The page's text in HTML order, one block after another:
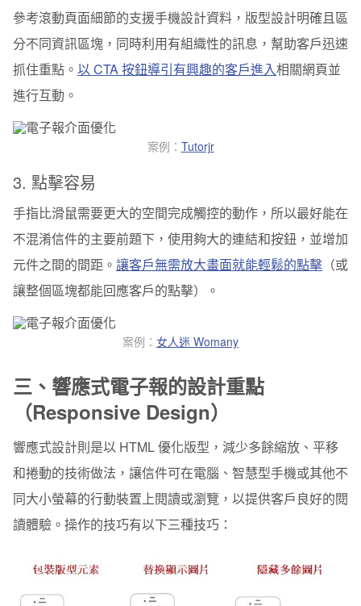
參考滾動頁面細節的支援手機設計資料，版型設計明確且區
分不同資訊區塊，同時利用有組織性的訊息，幫助客戶迅速
抓住重點。 以 CTA 按鈕導引有興趣的客戶進入相關網頁並
進行互動。
案例： Tutorjr
3. 點擊容易
手指比滑鼠需要更大的空間完成觸控的動作，所以最好能在
不混淆信件的主要前題下，使用夠大的連結和按鈕，並增加
元件之間的間距。 讓客戶無需放大畫面就能輕鬆的點擊 （或
讓整個區塊都能回應客戶的點擊）。
案例： 女人迷 Womany
三、 響應式電子報的設計重點
（Responsive Design）
響應式設計則是以 HTML 優化版型，減少多餘縮放、平移
和捲動的技術做法，讓信件可在電腦、智慧型手機或其他不
同大小螢幕的行動裝置上閱讀或瀏覽，以提供客戶良好的閱
讀體驗。操作的技巧有以下三種技巧：